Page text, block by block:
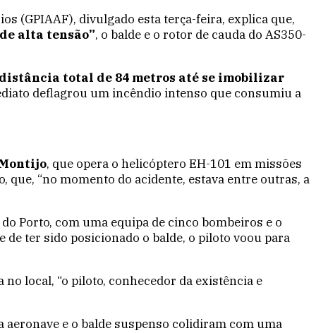
(GPIAAF), divulgado esta terça-feira, explica que,
alta tensão”, o balde e o rotor de cauda do AS350-
total de 84 metros até se imobilizar
deflagrou um incêndio intenso que consumiu a
, que opera o helicóptero EH-101 em missões
que, “no momento do acidente, estava entre outras, a
Porto, com uma equipa de cinco bombeiros e o
de ter sido posicionado o balde, o piloto voou para
local, “o piloto, conhecedor da existência e
e o balde suspenso colidiram com uma